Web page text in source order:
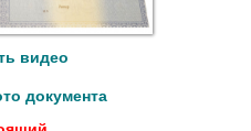
видео
документа